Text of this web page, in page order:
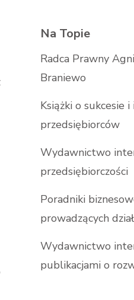
Na Topie
Radca Prawny
Braniewo
Książki o sukcesie
przedsiębiorców
Wydawnictwo
przedsiębiorczości
Poradniki
prowadzących
Wydawnictwo
publikacjami o